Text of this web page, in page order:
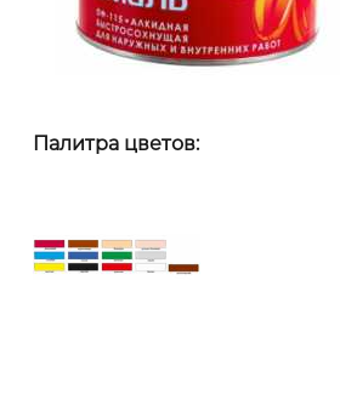
Минимальный расход (г/м
Палитра цветов: